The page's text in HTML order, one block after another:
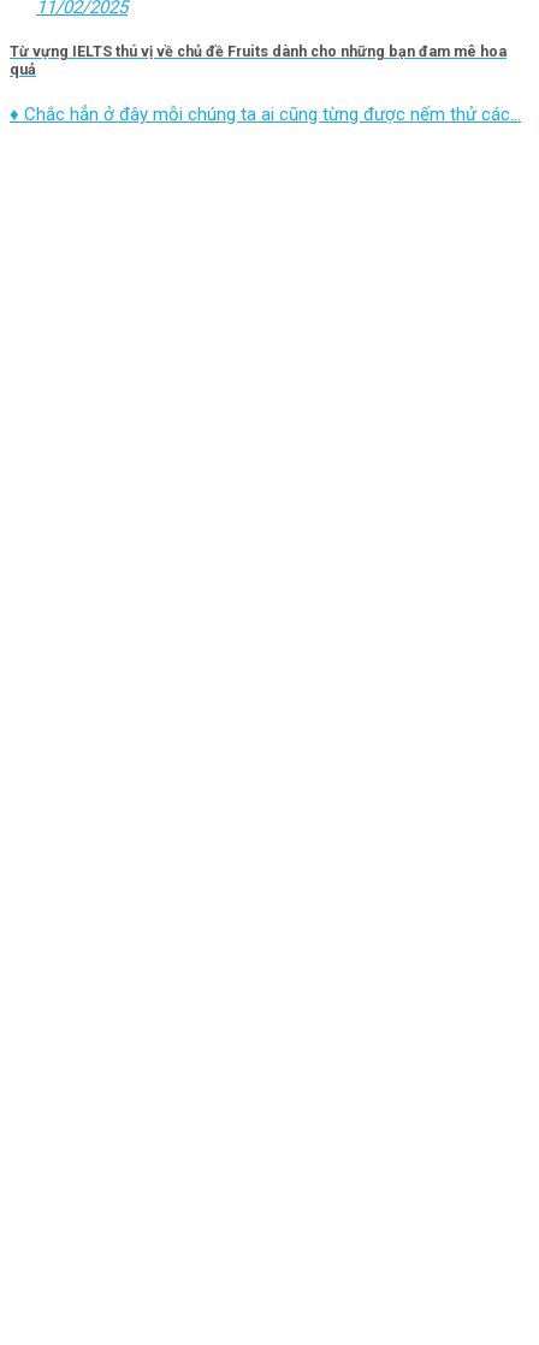
11/02/2025
Từ vựng IELTS thú vị về chủ đề Fruits dành cho những bạn đam mê hoa
quả
♦ Chắc hẳn ở đây mỗi chúng ta ai cũng từng được nếm thử các...